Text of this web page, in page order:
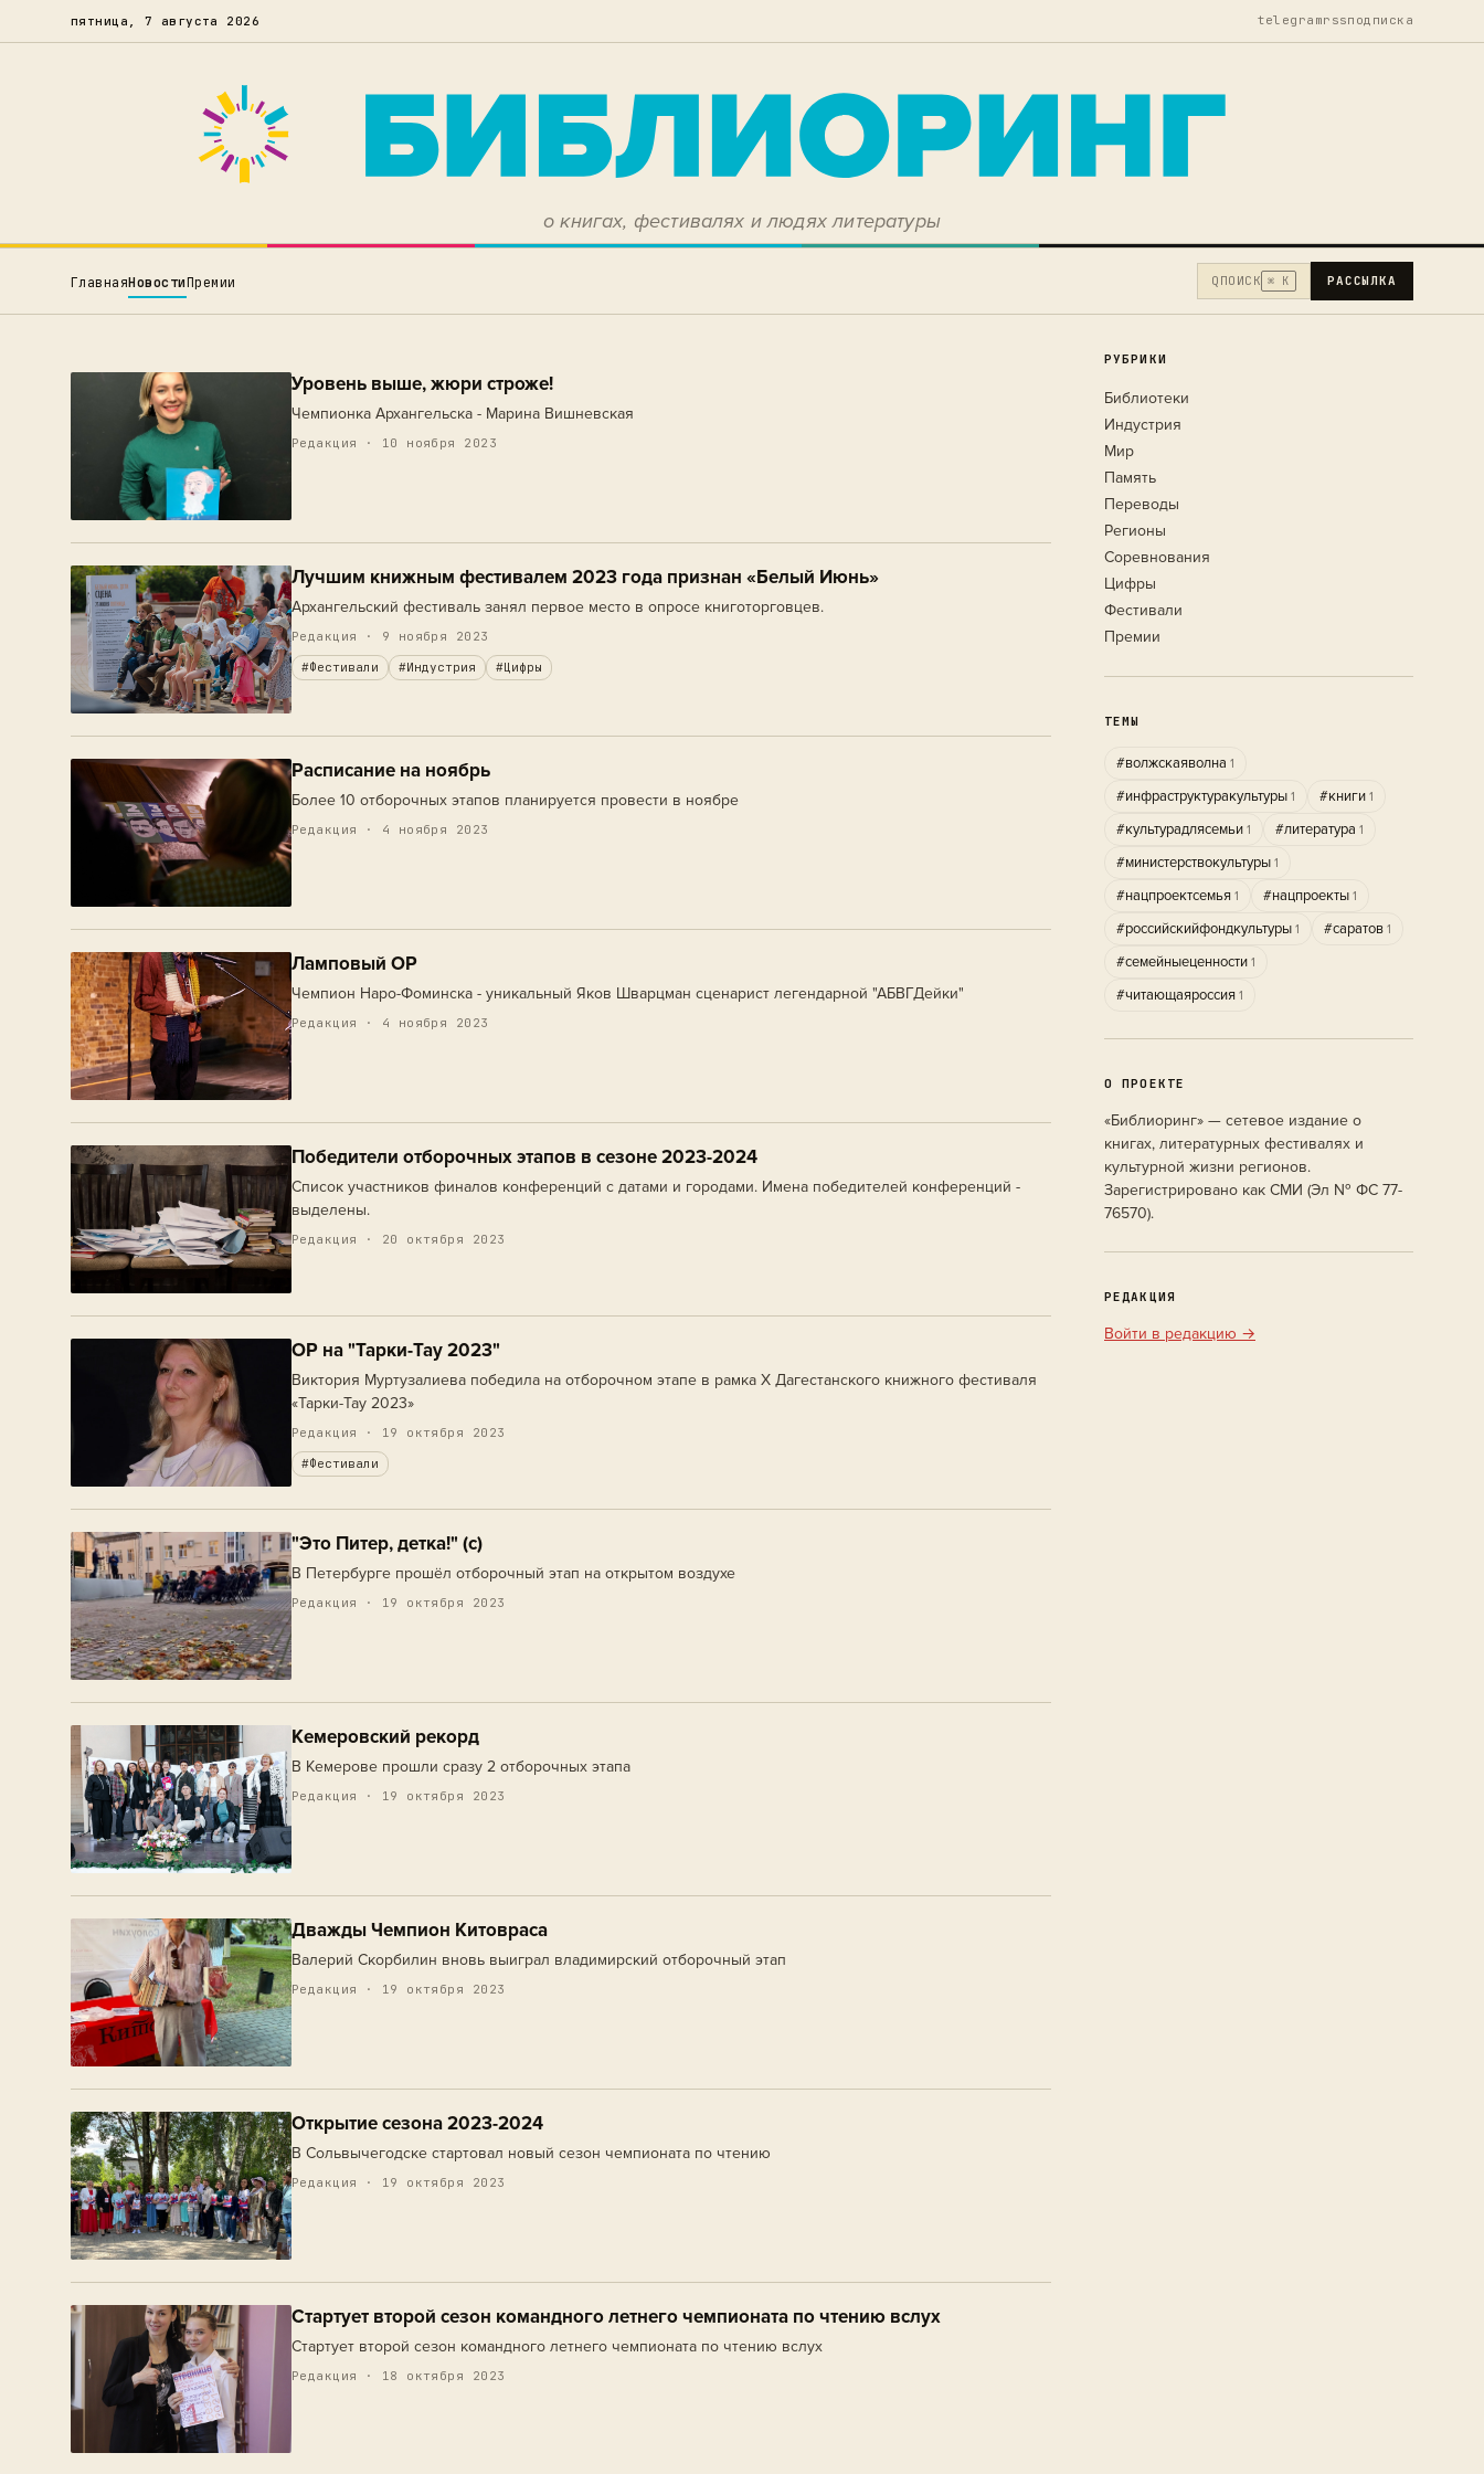
пятница, 7 августа 2026 telegramrssподписка
о книгах, фестивалях и людях литературы
ГлавнаяНовостиПремии Q ПОИСК ⌘ K РАССЫЛКА
Уровень выше, жюри строже!
Чемпионка Архангельска - Марина Вишневская
Редакция · 10 ноября 2023
Лучшим книжным фестивалем 2023 года признан «Белый Июнь»
Архангельский фестиваль занял первое место в опросе книготорговцев.
Редакция · 9 ноября 2023
#Фестивали
#Индустрия #Цифры
Расписание на ноябрь
Более 10 отборочных этапов планируется провести в ноябре
Редакция · 4 ноября 2023
Ламповый ОР
Чемпион Наро-Фоминска - уникальный Яков Шварцман сценарист легендарной "АБВГДейки"
Редакция · 4 ноября 2023
Победители отборочных этапов в сезоне 2023-2024
Список участников финалов конференций с датами и городами. Имена победителей конференций -
выделены.
Редакция · 20 октября 2023
ОР на "Тарки-Тау 2023"
Виктория Муртузалиева победила на отборочном этапе в рамка X Дагестанского книжного фестиваля
«Тарки-Тау 2023»
Редакция · 19 октября 2023
#Фестивали
"Это Питер, детка!" (c)
В Петербурге прошёл отборочный этап на открытом воздухе
Редакция · 19 октября 2023
Кемеровский рекорд
В Кемерове прошли сразу 2 отборочных этапа
Редакция · 19 октября 2023
Дважды Чемпион Китовраса
Валерий Скорбилин вновь выиграл владимирский отборочный этап
Редакция · 19 октября 2023
Открытие сезона 2023-2024
В Сольвычегодске стартовал новый сезон чемпионата по чтению
Редакция · 19 октября 2023
Стартует второй сезон командного летнего чемпионата по чтению вслух
Стартует второй сезон командного летнего чемпионата по чтению вслух
Редакция · 18 октября 2023
РУБРИКИ
Библиотеки
Индустрия
Мир
Память
Переводы
Регионы
Соревнования
Цифры
Фестивали
Премии
ТЕМЫ
#волжскаяволна 1
#инфраструктуракультуры 1 #книги 1
#культурадлясемьи 1 #литература 1
#министерствокультуры 1
#нацпроектсемья 1 #нацпроекты 1
#российскийфондкультуры 1 #саратов 1
#семейныеценности 1
#читающаяроссия 1
О ПРОЕКТЕ
«Библиоринг» — сетевое издание о
книгах, литературных фестивалях и
культурной жизни регионов.
Зарегистрировано как СМИ (Эл № ФС 77-
76570).
РЕДАКЦИЯ
Войти в редакцию →